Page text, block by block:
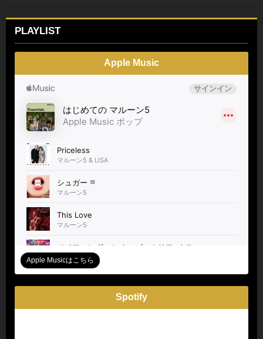
PLAYLIST
Apple Music
Apple Musicはこちら
Spotify